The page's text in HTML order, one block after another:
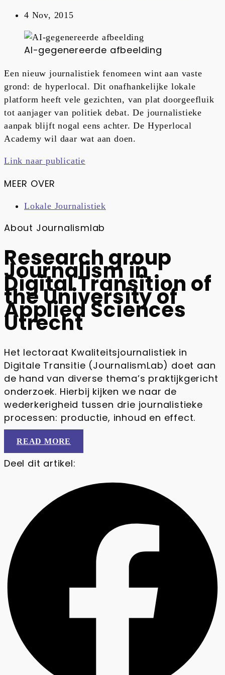
4 Nov, 2015
AI-gegenereerde afbeelding
Een nieuw journalistiek fenomeen wint aan vaste
grond: de hyperlocal. Dit onafhankelijke lokale
platform heeft vele gezichten, van plat doorgeefluik
tot aanjager van politiek debat. De journalistieke
aanpak blijft nogal eens achter. De Hyperlocal
Academy wil daar wat aan doen.
Link naar publicatie
MEER OVER
Lokale Journalistiek
About Journalismlab
Research group
Journalism in
Digital Transition of
the University of
Applied Sciences
Utrecht
Het lectoraat Kwaliteitsjournalistiek in
Digitale Transitie (JournalismLab) doet aan
de hand van diverse thema’s praktijkgericht
onderzoek. Hierbij kijken we naar de
wederkerigheid tussen drie journalistieke
processen: productie, inhoud en effect.
READ MORE
Deel dit artikel: